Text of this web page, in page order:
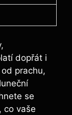
dopřát i
prachu,
se
co vaše